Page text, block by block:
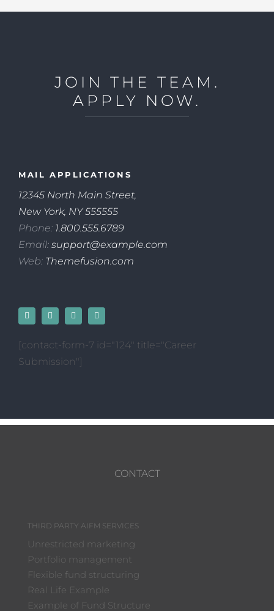
JOIN THE TEAM.
APPLY NOW.
MAIL APPLICATIONS
12345 North Main Street,
New York, NY 555555
Phone: 1.800.555.6789
Email: support@example.com
Web: Themefusion.com
[contact-form-7 id="124" title="Career
Submission"]
CONTACT
THIRD PARTY AIFM SERVICES
Unrestricted marketing
Portfolio management
Flexible fund structuring
Real Life Example
Example of Fund Structure